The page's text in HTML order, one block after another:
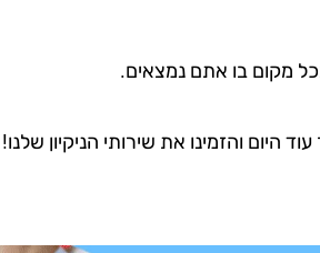
מקום בו אתם נמצאים.
והזמינו את שירותי הניקיון שלנו!